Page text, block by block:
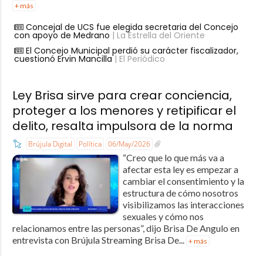
+ más
Concejal de UCS fue elegida secretaria del Concejo
con apoyo de Medrano | La Estrella del Oriente
El Concejo Municipal perdió su carácter fiscalizador,
cuestionó Ervin Mancilla| El Periódico
Ley Brisa sirve para crear conciencia,
proteger a los menores y retipificar el
delito, resalta impulsora de la norma
Brújula Digital Política 06/May/2026
“Creo que lo que más va a
afectar esta ley es empezar a
cambiar el consentimiento y la
estructura de cómo nosotros
visibilizamos las interacciones
sexuales y cómo nos
relacionamos entre las personas”, dijo Brisa De Angulo en
entrevista con Brújula Streaming Brisa De... + más